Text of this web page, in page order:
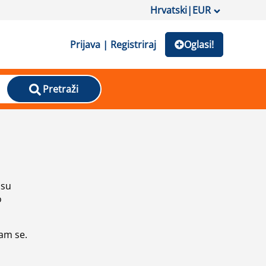
Hrvatski|EUR
Prijava | Registriraj Oglasi!
Pretraži
se.